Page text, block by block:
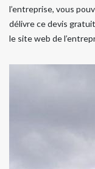
l’entreprise, vous
délivre ce devis
le site web de